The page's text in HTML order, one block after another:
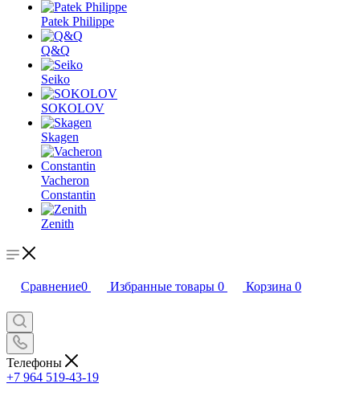
Patek Philippe
Q&Q
Seiko
SOKOLOV
Skagen
Vacheron
Constantin
Zenith
Сравнение0 Избранные товары 0 Корзина 0
Телефоны
+7 964 519-43-19